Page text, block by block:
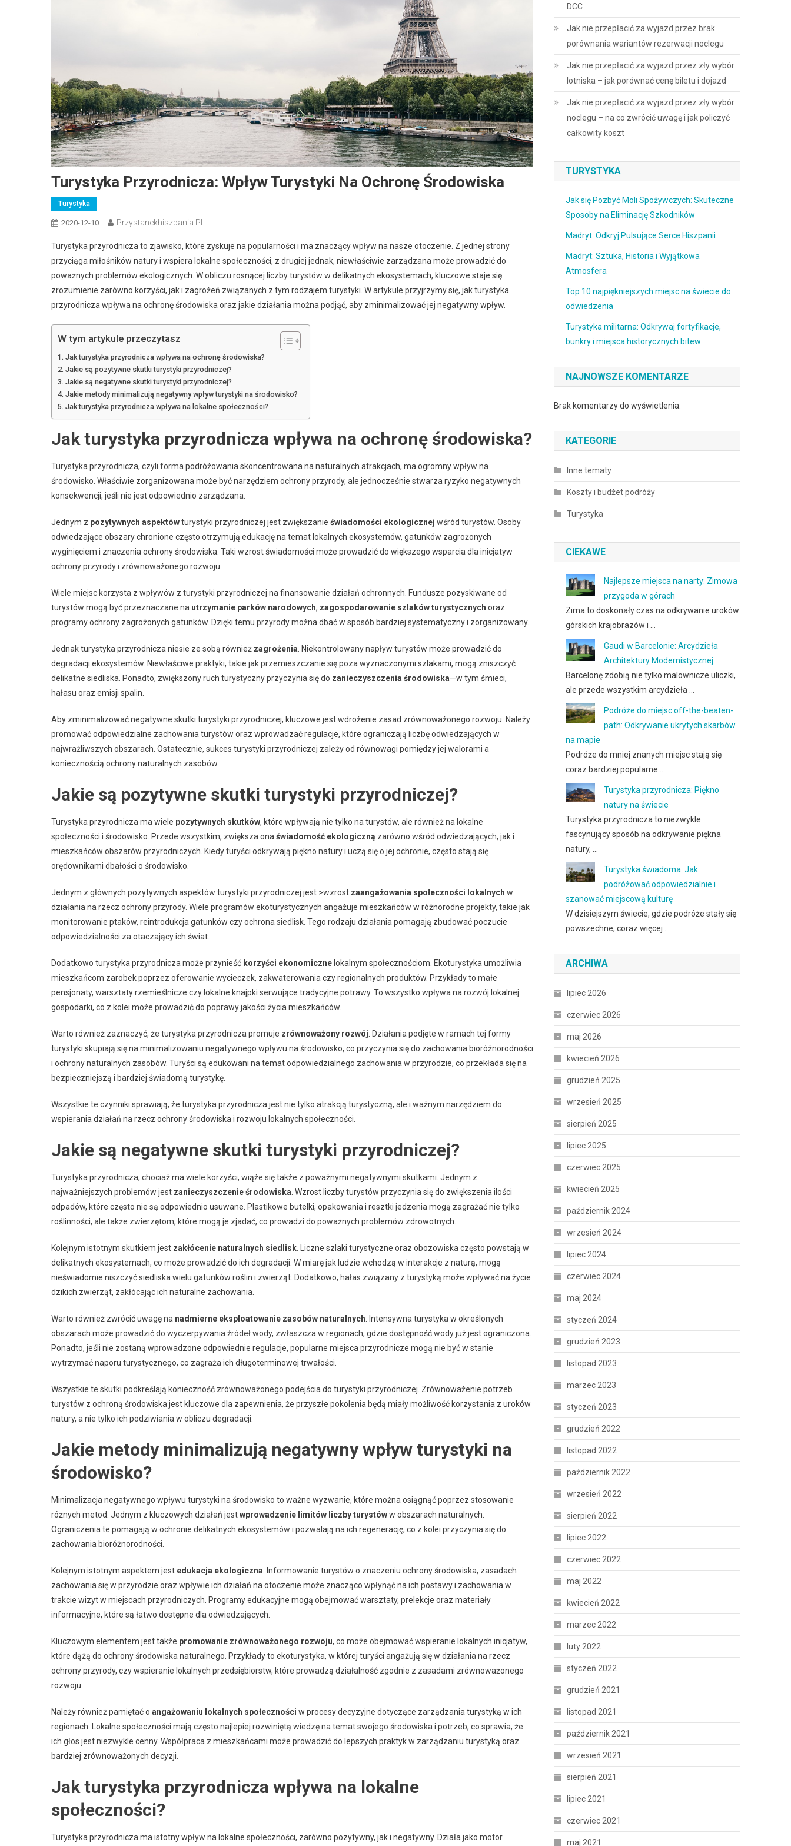
Turystyka Przyrodnicza: Wpływ Turystyki Na Ochronę Środowiska
Turystyka
2020-12-10 Przystanekhiszpania.pl
Turystyka przyrodnicza to zjawisko, które zyskuje na popularności i ma znaczący wpływ na nasze otoczenie. Z jednej strony
przyciąga miłośników natury i wspiera lokalne społeczności, z drugiej jednak, niewłaściwie zarządzana może prowadzić do
poważnych problemów ekologicznych. W obliczu rosnącej liczby turystów w delikatnych ekosystemach, kluczowe staje się
zrozumienie zarówno korzyści, jak i zagrożeń związanych z tym rodzajem turystyki. W artykule przyjrzymy się, jak turystyka
przyrodnicza wpływa na ochronę środowiska oraz jakie działania można podjąć, aby zminimalizować jej negatywny wpływ.
W tym artykule przeczytasz
Jak turystyka przyrodnicza wpływa na ochronę środowiska?
Jakie są pozytywne skutki turystyki przyrodniczej?
Jakie są negatywne skutki turystyki przyrodniczej?
Jakie metody minimalizują negatywny wpływ turystyki na środowisko?
Jak turystyka przyrodnicza wpływa na lokalne społeczności?
Jak turystyka przyrodnicza wpływa na ochronę środowiska?
Turystyka przyrodnicza, czyli forma podróżowania skoncentrowana na naturalnych atrakcjach, ma ogromny wpływ na
środowisko. Właściwie zorganizowana może być narzędziem ochrony przyrody, ale jednocześnie stwarza ryzyko negatywnych
konsekwencji, jeśli nie jest odpowiednio zarządzana.
Jednym z pozytywnych aspektówturystyki przyrodniczej jest zwiększanie świadomości ekologicznej wśród turystów. Osoby
odwiedzające obszary chronione często otrzymują edukację na temat lokalnych ekosystemów, gatunków zagrożonych
wyginięciem i znaczenia ochrony środowiska. Taki wzrost świadomości może prowadzić do większego wsparcia dla inicjatyw
ochrony przyrody i zrównoważonego rozwoju.
Wiele miejsc korzysta z wpływów z turystyki przyrodniczej na finansowanie działań ochronnych. Fundusze pozyskiwane od
turystów mogą być przeznaczane na utrzymanie parków narodowych, zagospodarowanie szlaków turystycznych oraz
programy ochrony zagrożonych gatunków. Dzięki temu przyrody można dbać w sposób bardziej systematyczny i zorganizowany.
Jednak turystyka przyrodnicza niesie ze sobą również zagrożenia . Niekontrolowany napływ turystów może prowadzić do
degradacji ekosystemów. Niewłaściwe praktyki, takie jak przemieszczanie się poza wyznaczonymi szlakami, mogą zniszczyć
delikatne siedliska. Ponadto, zwiększony ruch turystyczny przyczynia się do zanieczyszczenia środowiska—w tym śmieci,
hałasu oraz emisji spalin.
Aby zminimalizować negatywne skutki turystyki przyrodniczej, kluczowe jest wdrożenie zasad zrównoważonego rozwoju. Należy
promować odpowiedzialne zachowania turystów oraz wprowadzać regulacje, które ograniczają liczbę odwiedzających w
najwrażliwszych obszarach. Ostatecznie, sukces turystyki przyrodniczej zależy od równowagi pomiędzy jej walorami a
koniecznością ochrony naturalnych zasobów.
Jakie są pozytywne skutki turystyki przyrodniczej?
Turystyka przyrodnicza ma wiele pozytywnych skutków, które wpływają nie tylko na turystów, ale również na lokalne
społeczności i środowisko. Przede wszystkim, zwiększa ona świadomość ekologiczną zarówno wśród odwiedzających, jak i
mieszkańców obszarów przyrodniczych. Kiedy turyści odkrywają piękno natury i uczą się o jej ochronie, często stają się
orędownikami dbałości o środowisko.
Jednym z głównych pozytywnych aspektów turystyki przyrodniczej jest >wzrost zaangażowania społeczności lokalnych w
działania na rzecz ochrony przyrody. Wiele programów ekoturystycznych angażuje mieszkańców w różnorodne projekty, takie jak
monitorowanie ptaków, reintrodukcja gatunków czy ochrona siedlisk. Tego rodzaju działania pomagają zbudować poczucie
odpowiedzialności za otaczający ich świat.
Dodatkowo turystyka przyrodnicza może przynieść korzyści ekonomiczne lokalnym społecznościom. Ekoturystyka umożliwia
mieszkańcom zarobek poprzez oferowanie wycieczek, zakwaterowania czy regionalnych produktów. Przykłady to małe
pensjonaty, warsztaty rzemieślnicze czy lokalne knajpki serwujące tradycyjne potrawy. To wszystko wpływa na rozwój lokalnej
gospodarki, co z kolei może prowadzić do poprawy jakości życia mieszkańców.
Warto również zaznaczyć, że turystyka przyrodnicza promuje zrównoważony rozwój . Działania podjęte w ramach tej formy
turystyki skupiają się na minimalizowaniu negatywnego wpływu na środowisko, co przyczynia się do zachowania bioróżnorodności
i ochrony naturalnych zasobów. Turyści są edukowani na temat odpowiedzialnego zachowania w przyrodzie, co przekłada się na
bezpieczniejszą i bardziej świadomą turystykę.
Wszystkie te czynniki sprawiają, że turystyka przyrodnicza jest nie tylko atrakcją turystyczną, ale i ważnym narzędziem do
wspierania działań na rzecz ochrony środowiska i rozwoju lokalnych społeczności.
Jakie są negatywne skutki turystyki przyrodniczej?
Turystyka przyrodnicza, chociaż ma wiele korzyści, wiąże się także z poważnymi negatywnymi skutkami. Jednym z
najważniejszych problemów jest zanieczyszczenie środowiska . Wzrost liczby turystów przyczynia się do zwiększenia ilości
odpadów, które często nie są odpowiednio usuwane. Plastikowe butelki, opakowania i resztki jedzenia mogą zagrażać nie tylko
roślinności, ale także zwierzętom, które mogą je zjadać, co prowadzi do poważnych problemów zdrowotnych.
Kolejnym istotnym skutkiem jest zakłócenie naturalnych siedlisk . Liczne szlaki turystyczne oraz obozowiska często powstają w
delikatnych ekosystemach, co może prowadzić do ich degradacji. W miarę jak ludzie wchodzą w interakcje z naturą, mogą
nieświadomie niszczyć siedliska wielu gatunków roślin i zwierząt. Dodatkowo, hałas związany z turystyką może wpływać na życie
dzikich zwierząt, zakłócając ich naturalne zachowania.
Warto również zwrócić uwagę na nadmierne eksploatowanie zasobów naturalnych . Intensywna turystyka w określonych
obszarach może prowadzić do wyczerpywania źródeł wody, zwłaszcza w regionach, gdzie dostępność wody już jest ograniczona.
Ponadto, jeśli nie zostaną wprowadzone odpowiednie regulacje, popularne miejsca przyrodnicze mogą nie być w stanie
wytrzymać naporu turystycznego, co zagraża ich długoterminowej trwałości.
Wszystkie te skutki podkreślają konieczność zrównoważonego podejścia do turystyki przyrodniczej. Zrównoważenie potrzeb
turystów z ochroną środowiska jest kluczowe dla zapewnienia, że przyszłe pokolenia będą miały możliwość korzystania z uroków
natury, a nie tylko ich podziwiania w obliczu degradacji.
Jakie metody minimalizują negatywny wpływ turystyki na
środowisko?
Minimalizacja negatywnego wpływu turystyki na środowisko to ważne wyzwanie, które można osiągnąć poprzez stosowanie
różnych metod. Jednym z kluczowych działań jestwprowadzenie limitów liczby turystóww obszarach naturalnych.
Ograniczenia te pomagają w ochronie delikatnych ekosystemów i pozwalają na ich regenerację, co z kolei przyczynia się do
zachowania bioróżnorodności.
Kolejnym istotnym aspektem jest edukacja ekologiczna . Informowanie turystów o znaczeniu ochrony środowiska, zasadach
zachowania się w przyrodzie oraz wpływie ich działań na otoczenie może znacząco wpłynąć na ich postawy i zachowania w
trakcie wizyt w miejscach przyrodniczych. Programy edukacyjne mogą obejmować warsztaty, prelekcje oraz materiały
informacyjne, które są łatwo dostępne dla odwiedzających.
Kluczowym elementem jest także promowanie zrównoważonego rozwoju, co może obejmować wspieranie lokalnych inicjatyw,
które dążą do ochrony środowiska naturalnego. Przykłady to ekoturystyka, w której turyści angażują się w działania na rzecz
ochrony przyrody, czy wspieranie lokalnych przedsiębiorstw, które prowadzą działalność zgodnie z zasadami zrównoważonego
rozwoju.
Należy również pamiętać o angażowaniu lokalnych społeczności w procesy decyzyjne dotyczące zarządzania turystyką w ich
regionach. Lokalne społeczności mają często najlepiej rozwiniętą wiedzę na temat swojego środowiska i potrzeb, co sprawia, że
ich głos jest niezwykle cenny. Współpraca z mieszkańcami może prowadzić do lepszych praktyk w zarządzaniu turystyką oraz
bardziej zrównoważonych decyzji.
Jak turystyka przyrodnicza wpływa na lokalne
społeczności?
Turystyka przyrodnicza ma istotny wpływ na lokalne społeczności, zarówno pozytywny, jak i negatywny. Działa jako motor
DCC
Jak nie przepłacić za wyjazd przez brak
porównania wariantów rezerwacji noclegu
Jak nie przepłacić za wyjazd przez zły wybór
lotniska – jak porównać cenę biletu i dojazd
Jak nie przepłacić za wyjazd przez zły wybór
noclegu – na co zwrócić uwagę i jak policzyć
całkowity koszt
TURYSTYKA
Jak się Pozbyć Moli Spożywczych: Skuteczne
Sposoby na Eliminację Szkodników
Madryt: Odkryj Pulsujące Serce Hiszpanii
Madryt: Sztuka, Historia i Wyjątkowa
Atmosfera
Top 10 najpiękniejszych miejsc na świecie do
odwiedzenia
Turystyka militarna: Odkrywaj fortyfikacje,
bunkry i miejsca historycznych bitew
NAJNOWSZE KOMENTARZE
Brak komentarzy do wyświetlenia.
KATEGORIE
Inne tematy
Koszty i budżet podróży
Turystyka
CIEKAWE
Najlepsze miejsca na narty: Zimowa
przygoda w górach
Zima to doskonały czas na odkrywanie uroków
górskich krajobrazów i …
Gaudi w Barcelonie: Arcydzieła
Architektury Modernistycznej
Barcelonę zdobią nie tylko malownicze uliczki,
ale przede wszystkim arcydzieła …
Podróże do miejsc off-the-beaten-
path: Odkrywanie ukrytych skarbów
na mapie
Podróże do mniej znanych miejsc stają się
coraz bardziej popularne …
Turystyka przyrodnicza: Piękno
natury na świecie
Turystyka przyrodnicza to niezwykle
fascynujący sposób na odkrywanie piękna
natury, …
Turystyka świadoma: Jak
podróżować odpowiedzialnie i
szanować miejscową kulturę
W dzisiejszym świecie, gdzie podróże stały się
powszechne, coraz więcej …
ARCHIWA
lipiec 2026
czerwiec 2026
maj 2026
kwiecień 2026
grudzień 2025
wrzesień 2025
sierpień 2025
lipiec 2025
czerwiec 2025
kwiecień 2025
październik 2024
wrzesień 2024
lipiec 2024
czerwiec 2024
maj 2024
styczeń 2024
grudzień 2023
listopad 2023
marzec 2023
styczeń 2023
grudzień 2022
listopad 2022
październik 2022
wrzesień 2022
sierpień 2022
lipiec 2022
czerwiec 2022
maj 2022
kwiecień 2022
marzec 2022
luty 2022
styczeń 2022
grudzień 2021
listopad 2021
październik 2021
wrzesień 2021
sierpień 2021
lipiec 2021
czerwiec 2021
maj 2021